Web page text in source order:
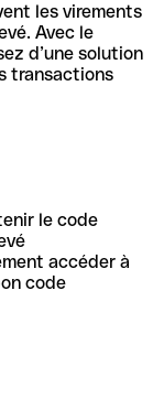
les virements
Avec le
d’une solution
transactions
le code
accéder à
code